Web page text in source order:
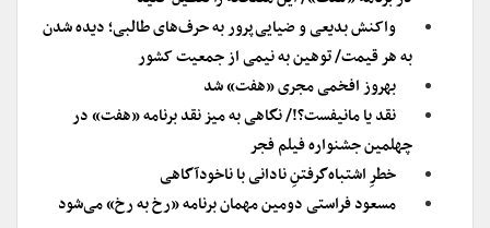
واکنش بدیعی و ضیایی‌پرور به حرف‌های طالبی؛ دیده شدن
به هر قیمت/ توهین به نیمی از جمعیت کشور
بهروز افخمی مجری «هفت» شد
نقد یا مانیفست؟!/ نگاهی به میز نقد برنامه «هفت» در
چهلمین جشنواره فیلم فجر
خطرِ اشتباه‌گرفتنِ نادانی با ناخودآگاهی
مسعود فراستی دومین مهمان برنامه «رخ به رخ» می‌شود